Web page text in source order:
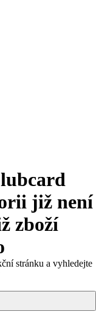
již není
zboží
stránku a vyhledejte